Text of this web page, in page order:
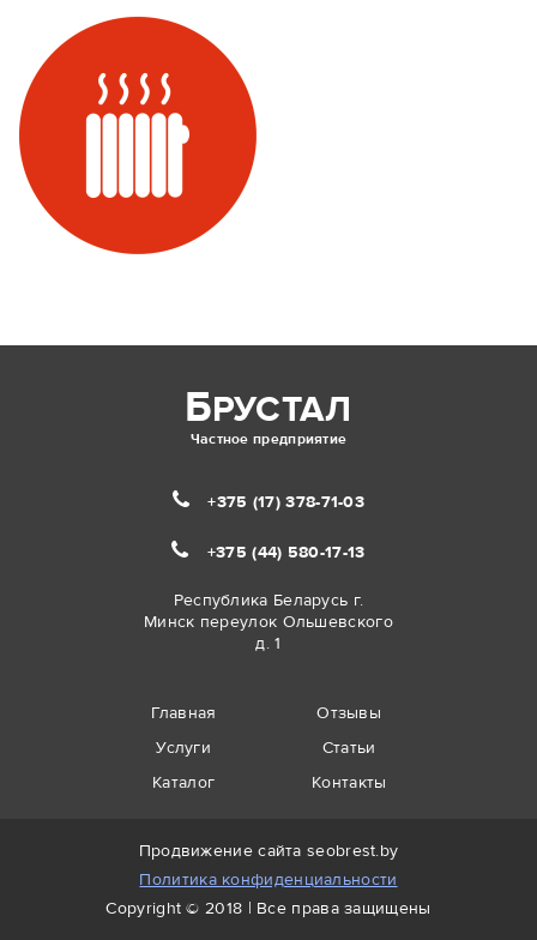
БРУСТАЛ
Частное предприятие
+375 (17) 378-71-03
+375 (44) 580-17-13
Республика Беларусь г.
Минск переулок Ольшевского
д. 1
Главная
Услуги
Каталог
Отзывы
Статьи
Контакты
Продвижение сайта seobrest.by
Политика конфиденциальности
Copyright © 2018 | Все права защищены